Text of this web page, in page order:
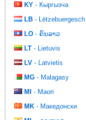
KY - Кыргызча
LB - Lëtzebuergesch
LO - ຄົນລາວ
LT - Lietuvis
LV - Latvietis
MG - Malagasy
MI
- Maori
MK - Македонски